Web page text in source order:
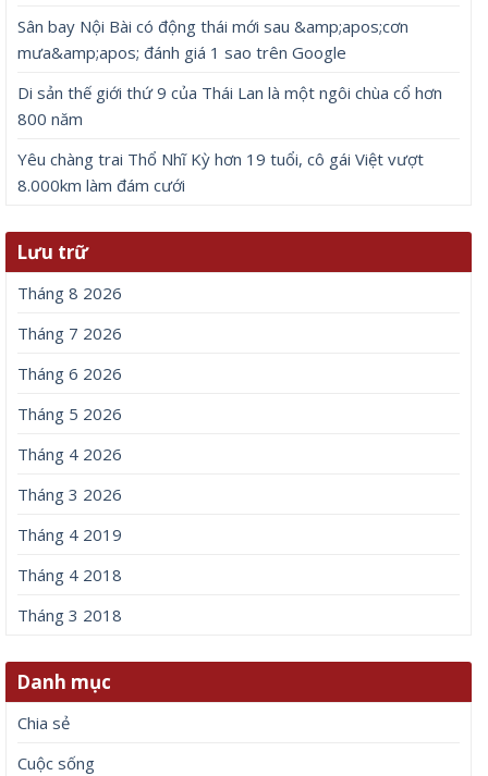
Sân bay Nội Bài có động thái mới sau &amp;apos;cơn
mưa&amp;apos; đánh giá 1 sao trên Google
Di sản thế giới thứ 9 của Thái Lan là một ngôi chùa cổ hơn
800 năm
Yêu chàng trai Thổ Nhĩ Kỳ hơn 19 tuổi, cô gái Việt vượt
8.000km làm đám cưới
Lưu trữ
Tháng 8 2026
Tháng 7 2026
Tháng 6 2026
Tháng 5 2026
Tháng 4 2026
Tháng 3 2026
Tháng 4 2019
Tháng 4 2018
Tháng 3 2018
Danh mục
Chia sẻ
Cuộc sống